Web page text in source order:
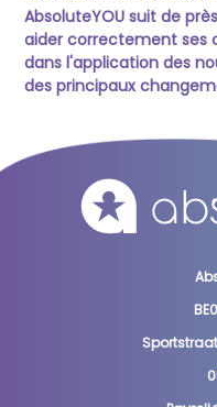
AbsoluteYOU suit de
aider correctement ses
dans l'application des
des principaux